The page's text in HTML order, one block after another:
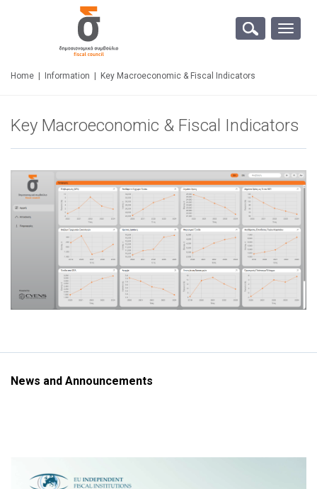
Toggle
Home Information Key Macroeconomic & Fiscal Indicators
Key Macroeconomic & Fiscal Indicators
News and Announcements